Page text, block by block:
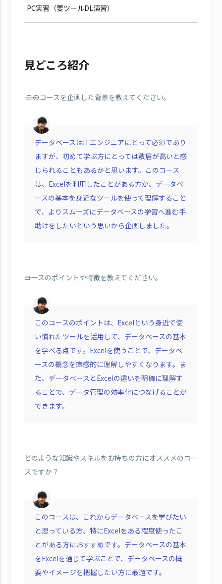
PC実習（要ツールDL演習）
見どころ紹介
―― このコースを企画した背景を教えてください。
データベースはITエンジニアにとって必須であり
ますが、初めて学ぶ方にとっては敷居が高いと感
じられることもあるかと思います。このコース
は、Excelを利用したことがある方が、データベ
ースの基本を身近なツールを使って理解すること
で、よりスムーズにデータベースの学習へ進む手
助けをしたいという思いから企画しました。
――コースのポイントや特徴を教えてください。
このコースのポイントは、Excelという身近で使
い慣れたツールを活用して、データベースの基本
を学べる点です。Excelを使うことで、データベ
ースの概念を直感的に理解しやすくなります。ま
た、データベースとExcelの違いを明確に理解す
ることで、データ管理の効率化につなげることが
できます。
――どのような知識やスキルをお持ちの方にオススメのコー
スですか？
このコースは、これからデータベースを学びたい
と思っている方、特にExcelをある程度使ったこ
とがある方におすすめです。データベースの基本
をExcelを通じて学ぶことで、データベースの概
要やイメージを把握したい方に最適です。